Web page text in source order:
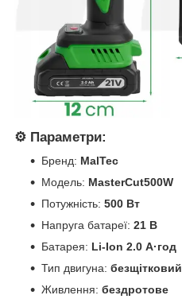
⚙️ Параметри:
Бренд: MalTec
Модель: MasterCut500W
Потужність: 500 Вт
Напруга батареї: 21 В
Батарея: Li-Ion 2.0 А·год
Тип двигуна: безщітковий
Живлення: бездротове